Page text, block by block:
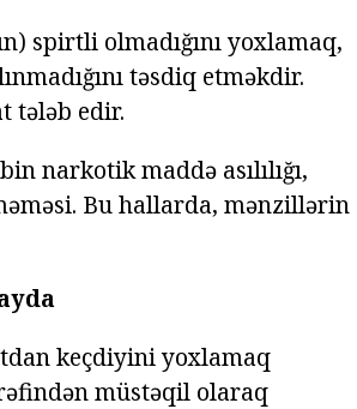
spirtli olmadığını yoxlamaq,
təsdiq etməkdir.
tələb edir.
narkotik maddə asılılığı,
Bu hallarda, mənzillərin
keçdiyini yoxlamaq
müstəqil olaraq